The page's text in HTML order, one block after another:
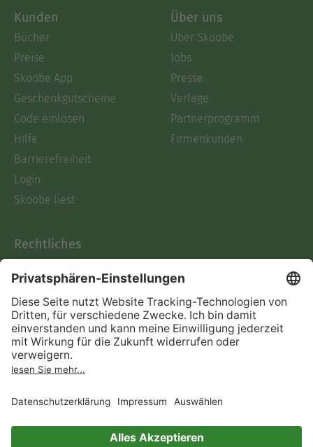
Kunden
Bücher
Preise
Skoobe App
Geschenkgutscheine
Code einlösen
Hilfe
Barrierefreiheit
Login
Skoobe liest
Über uns
Über Skoobe
Jobs
Presse
Verlage
Partnerprogramm
Firmenkunden
Rechtliches
AGB
Informationen nach Data
Act
Verträge hier kündigen
Impressum